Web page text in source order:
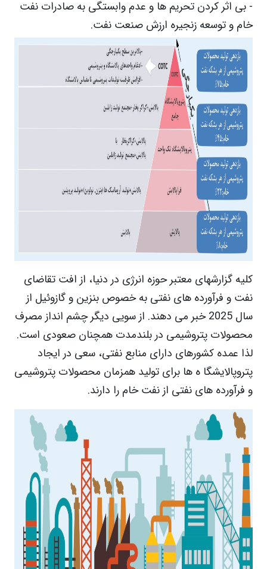
- بی اثر کردن تحریم ها و عدم وابستگی به صادرات نفت
خام و توسعه زنجیره ارزش صنعت نفت.
کلیه گزارشهای معتبر حوزه انرژی در دنیا، از افت تقاضای
نفت و فرآورده های نفتی به خصوص بنزین و گازوئیل از
سال 2025 خبر می دهند. از سویی دیگر چشم انداز مصرف
محصولات پتروشیمی در بلندمدت همچنان صعودی است.
لذا عمده کشورهای دارای منابع نفتی، سعی در ایجاد
پتروپالایشگا ه ها برای تولید همزمان محصولات پتروشیمی
و فرآورده های نفتی از نفت خام را دارند.